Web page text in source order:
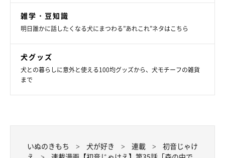
雑学・豆知識
明日誰かに話したくなる犬にまつわる”あれこれ”ネタはこちら
犬グッズ
犬との暮らしに意外と使える100均グッズから、犬モチーフの雑貨
まで
いぬのきもち 犬が好き 連載
初音じゃけ